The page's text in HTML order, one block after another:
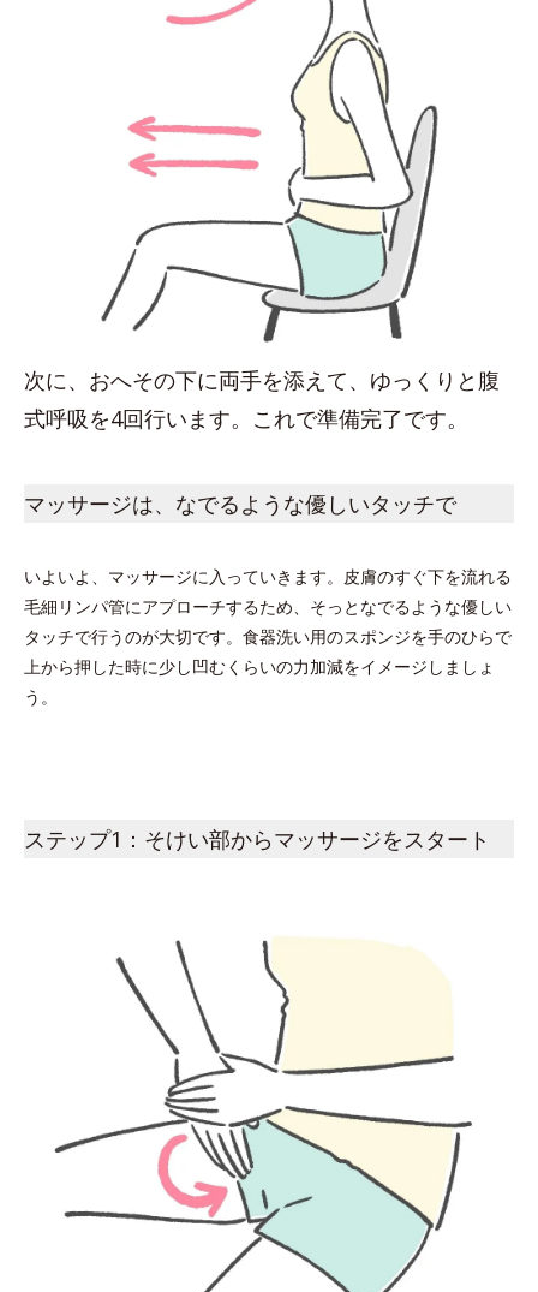
次に、おへその下に両手を添えて、ゆっくりと腹
式呼吸を4回行います。これで準備完了です。
マッサージは、なでるような優しいタッチで
いよいよ、マッサージに入っていきます。皮膚のすぐ下を流れる
毛細リンパ管にアプローチするため、そっとなでるような優しい
タッチで行うのが大切です。食器洗い用のスポンジを手のひらで
上から押した時に少し凹むくらいの力加減をイメージしましょ
う。
ステップ1：そけい部からマッサージをスタート